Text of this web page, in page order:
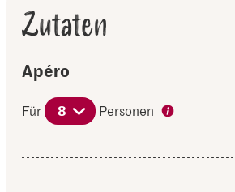
Zutaten
Apéro
Für 8 Personen